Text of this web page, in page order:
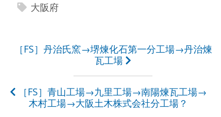
大阪府
投
ナ
［FS］丹治氏窯→堺煉化石第一分工場→丹治煉
瓦工場
［FS］青山工場→九里工場→南陽煉瓦工場→
木村工場→大阪土木株式会社分工場？